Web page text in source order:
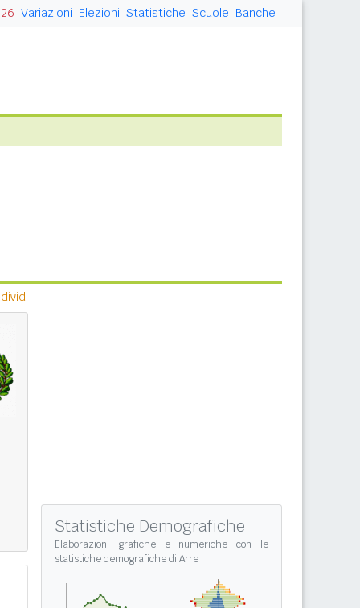
Variazioni Elezioni Statistiche Scuole Banche
Statistiche Demografiche
Elaborazioni grafiche e numeriche con le
statistiche demografiche di Arre